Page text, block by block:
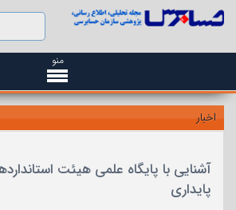
منو
اخبار
آشنایی با پایگاه علمی هیئت
پایداری